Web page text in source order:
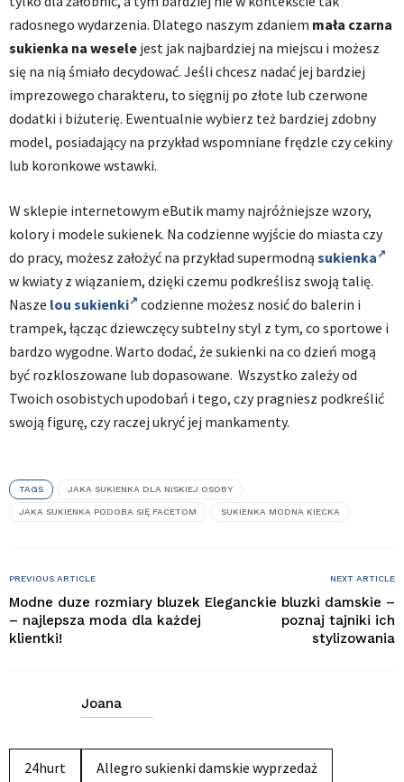
radosnego wydarzenia. Dlatego naszym zdaniem mała czarna
sukienka na wesele jest jak najbardziej na miejscu i możesz
się na nią śmiało decydować. Jeśli chcesz nadać jej bardziej
imprezowego charakteru, to sięgnij po złote lub czerwone
dodatki i biżuterię. Ewentualnie wybierz też bardziej zdobny
model, posiadający na przykład wspomniane frędzle czy cekiny
lub koronkowe wstawki.
W sklepie internetowym eButik mamy najróżniejsze wzory,
kolory i modele sukienek. Na codzienne wyjście do miasta czy
do pracy, możesz założyć na przykład supermodną sukienka
w kwiaty z wiązaniem, dzięki czemu podkreślisz swoją talię.
Nasze lou sukienki
codzienne możesz nosić do balerin i
trampek, łącząc dziewczęcy subtelny styl z tym, co sportowe i
bardzo wygodne. Warto dodać, że sukienki na co dzień mogą
być rozkloszowane lub dopasowane. Wszystko zależy od
Twoich osobistych upodobań i tego, czy pragniesz podkreślić
swoją figurę, czy raczej ukryć jej mankamenty.
TAGS JAKA SUKIENKA DLA NISKIEJ OSOBY
JAKA SUKIENKA PODOBA SIĘ FACETOM SUKIENKA MODNA KIECKA
PREVIOUS ARTICLE
Modne duze rozmiary bluzek
– najlepsza moda dla każdej
klientki!
NEXT ARTICLE
Eleganckie bluzki damskie –
poznaj tajniki ich
stylizowania
Joana
24hurt Allegro sukienki damskie wyprzedaż